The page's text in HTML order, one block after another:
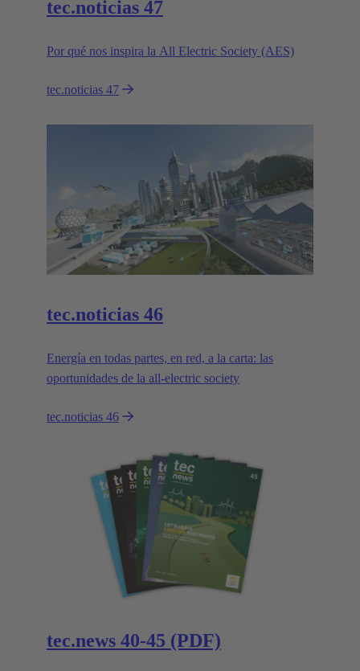
tec.noticias 47
Por qué nos inspira la All Electric Society (AES)
tec.noticias 47
tec.noticias 46
Energía en todas partes, en red, a la carta: las
oportunidades de la all-electric society
tec.noticias 46
tec.news 40-45 (PDF)